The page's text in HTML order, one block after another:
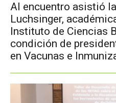
Al encuentro asistió
Luchsinger,
Instituto de Ciencias
condición de
en Vacunas e